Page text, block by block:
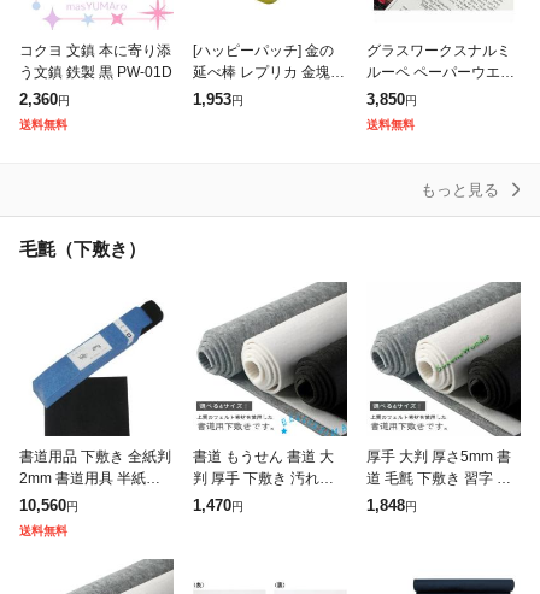
コクヨ 文鎮 本に寄り添
う文鎮 鉄製 黒 PW-01D
2,360円
送料無料
[ハッピーパッチ] 金の
延べ棒 レプリカ 金塊レ
プリカ ペーパーウェイ
1,953円
グラスワークスナルミ
ルーペ ペーパーウエイ
ト GW1000-14001 プ
レゼント ギフト お祝い
(代引不可)【送料無料】
3,850円
送料無料
もっと見る
毛氈（下敷き）
書道用品 下敷き 全紙判
2mm 書道用具 半紙屋e-
shop
10,560円
送料無料
書道 もうせん 書道 大
判 厚手 下敷き 汚れに
くい 全紙用 下敷き 絵
1,470円
厚手 大判 厚さ5mm 書
道 毛氈 下敷き 習字 書
初め フェルト もうせん
1,848円